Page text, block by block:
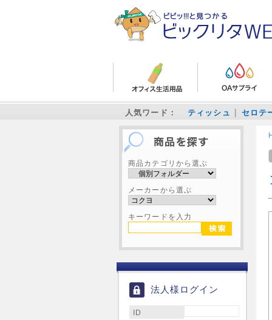
人気ワード： ティッシュ セロテ
商品カテゴリから選ぶ
メーカーから選ぶ
キーワードを入力
法人様ログイン
ID